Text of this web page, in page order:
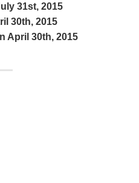
31st, 2015
30th, 2015
April 30th, 2015